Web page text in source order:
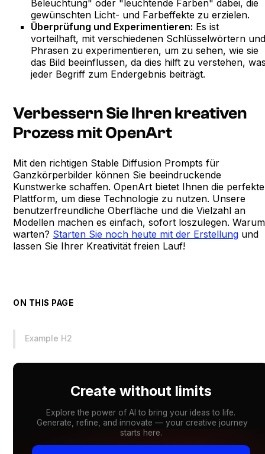
Beleuchtung" oder "leuchtende Farben" dabei, die
gewünschten Licht- und Farbeffekte zu erzielen.
Überprüfung und Experimentieren: Es ist
vorteilhaft, mit verschiedenen Schlüsselwörtern
Phrasen zu experimentieren, um zu sehen, wie sie
das Bild beeinflussen, da dies hilft zu verstehen,
jeder Begriff zum Endergebnis beiträgt.
Verbessern Sie Ihren kreativen
Prozess mit OpenArt
Mit den richtigen Stable Diffusion Prompts für
Ganzkörperbilder können Sie beeindruckende
Kunstwerke schaffen. OpenArt bietet Ihnen die perfekte
Plattform, um diese Technologie zu nutzen. Unsere
benutzerfreundliche Oberfläche und die Vielzahl an
Modellen machen es einfach, sofort loszulegen. Warum
warten? Starten Sie noch heute mit der Erstellung und
lassen Sie Ihrer Kreativität freien Lauf!
ON THIS PAGE
Example H2
Create without limits
Explore the power of AI to bring your ideas to life.
Generate, refine, and innovate — your creative journey
starts here.